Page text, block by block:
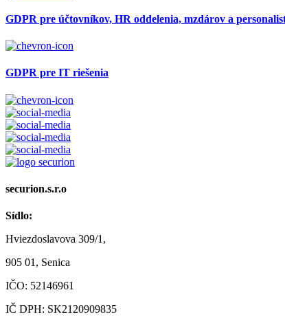
GDPR pre účtovníkov, HR oddelenia, mzdárov a
GDPR pre IT riešenia
securion.s.r.o
Sídlo:
Hviezdoslavova 309/1,
905 01, Senica
IČO: 52146961
IČ DPH: SK2120909835